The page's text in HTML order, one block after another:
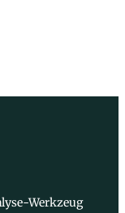
Werkzeug